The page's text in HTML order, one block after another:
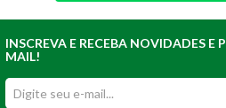
INSCREVA E RECEBA NOVIDADES E
MAIL!